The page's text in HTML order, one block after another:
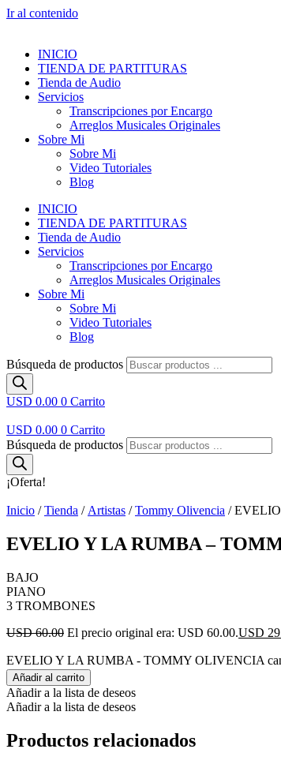
Ir al contenido
INICIO
TIENDA DE PARTITURAS
Tienda de Audio
Servicios
Transcripciones por Encargo
Arreglos Musicales Originales
Sobre Mi
Sobre Mi
Video Tutoriales
Blog
INICIO
TIENDA DE PARTITURAS
Tienda de Audio
Servicios
Transcripciones por Encargo
Arreglos Musicales Originales
Sobre Mi
Sobre Mi
Video Tutoriales
Blog
Búsqueda de productos
USD 0.00 0 Carrito
USD 0.00 0 Carrito
Búsqueda de productos
¡Oferta!
Inicio /Tienda / Artistas /Tommy Olivencia /
EVELIO Y LA RUMBA –
BAJO
PIANO
3 TROMBONES
USD 60.00 El precio original era: USD 60.00.USD
EVELIO Y LA RUMBA - TOMMY OLIVENCIA
Añadir al carrito
Añadir a la lista de deseos
Añadir a la lista de deseos
Productos relacionados